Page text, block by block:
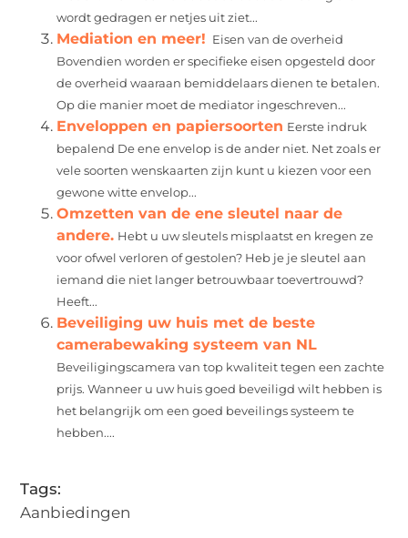
wordt gedragen er netjes uit ziet...
Mediation en meer! Eisen van de overheid
Bovendien worden er specifieke eisen opgesteld door
de overheid waaraan bemiddelaars dienen te betalen.
Op die manier moet de mediator ingeschreven...
Enveloppen en papiersoorten Eerste indruk
bepalend De ene envelop is de ander niet. Net zoals er
vele soorten wenskaarten zijn kunt u kiezen voor een
gewone witte envelop...
Omzetten van de ene sleutel naar de
andere. Hebt u uw sleutels misplaatst en kregen ze
voor ofwel verloren of gestolen? Heb je je sleutel aan
iemand die niet langer betrouwbaar toevertrouwd?
Heeft...
Beveiliging uw huis met de beste
camerabewaking systeem van NL
Beveiligingscamera van top kwaliteit tegen een zachte
prijs. Wanneer u uw huis goed beveiligd wilt hebben is
het belangrijk om een goed beveilings systeem te
hebben....
Tags:
Aanbiedingen